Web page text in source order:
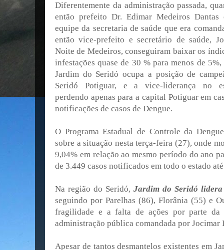
Diferentemente da administração passada,
então prefeito Dr. Edimar Medeiros Dantas
equipe da secretaria de saúde que era
então vice-prefeito e secretário de saúde,
Noite de Medeiros, conseguiram baixar os
infestações quase de 30 % para menos de 5%,
Jardim do Seridó ocupa a posição de
Seridó Potiguar, e a vice-liderança no
perdendo apenas para a capital Potiguar em
notificações de casos de Dengue.
O Programa Estadual de Controle da
sobre a situação nesta terça-feira (27), onde
9,04% em relação ao mesmo período do ano
de 3.449 casos notificados em todo o estado
Na região do Seridó, Jardim do Seridó
seguindo por Parelhas (86), Florânia (55) e
fragilidade e a falta de ações por parte da
administração pública comandada por Jocimar
Apesar de tantos desmantelos existentes em